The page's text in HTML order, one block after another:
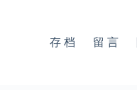
存 档 留 言